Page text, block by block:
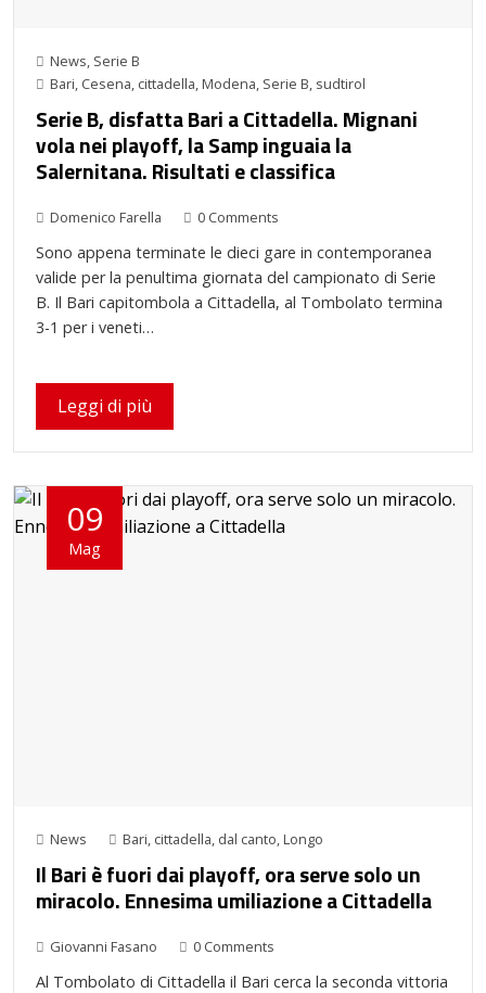
News Serie B
Bari Cesena cittadella Modena Serie B sudtirol
Serie B, disfatta Bari a Cittadella. Mignani
vola nei playoff, la Samp inguaia la
Salernitana. Risultati e classifica
Domenico Farella 0 Comments
Sono appena terminate le dieci gare in contemporanea
valide per la penultima giornata del campionato di Serie
B. Il Bari capitombola a Cittadella, al Tombolato termina
3-1 per i veneti…
Leggi di più
09
Mag
News Bari, cittadella, dal canto, Longo
Il Bari è fuori dai playoff, ora serve solo un
miracolo. Ennesima umiliazione a Cittadella
Giovanni Fasano 0 Comments
Al Tombolato di Cittadella il Bari cerca la seconda vittoria